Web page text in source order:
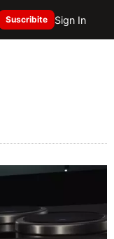
Suscribite Sign In